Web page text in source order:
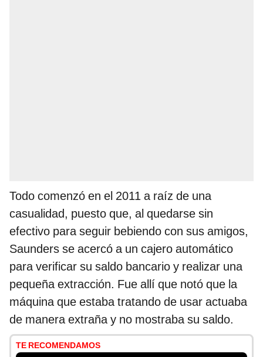
Todo comenzó en el 2011 a raíz de una
casualidad, puesto que, al quedarse sin
efectivo para seguir bebiendo con sus amigos,
Saunders se acercó a un cajero automático
para verificar su saldo bancario y realizar una
pequeña extracción. Fue allí que notó que la
máquina que estaba tratando de usar actuaba
de manera extraña y no mostraba su saldo.
TE RECOMENDAMOS